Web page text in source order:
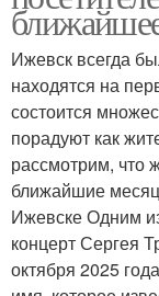
Ижевск всегда
находятся на
состоится
порадуют как
рассмотрим, что
ближайшие
Ижевске Одним
концерт Сергея
октября 2025